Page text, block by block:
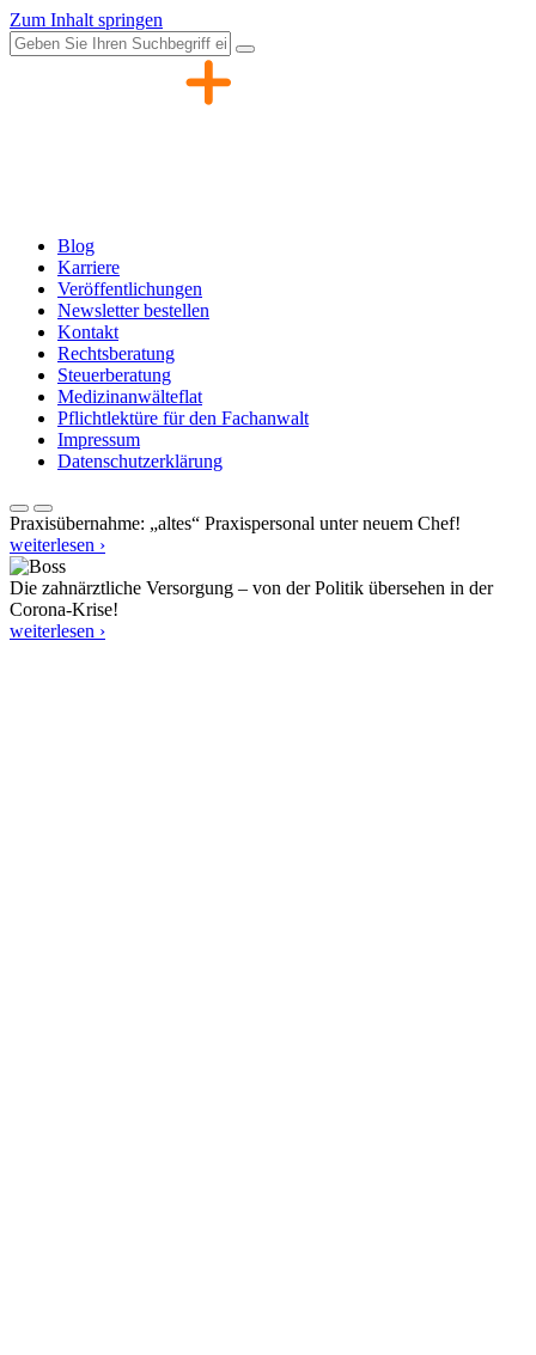
Zum Inhalt springen
Blog
Karriere
Veröffentlichungen
Newsletter bestellen
Kontakt
Rechtsberatung
Steuerberatung
Medizinanwälteflat
Pflichtlektüre für den Fachanwalt
Impressum
Datenschutzerklärung
Praxisübernahme: „altes“ Praxispersonal unter neuem Chef!
weiterlesen ›
Die zahnärztliche Versorgung – von der Politik übersehen in der
Corona-Krise!
weiterlesen ›